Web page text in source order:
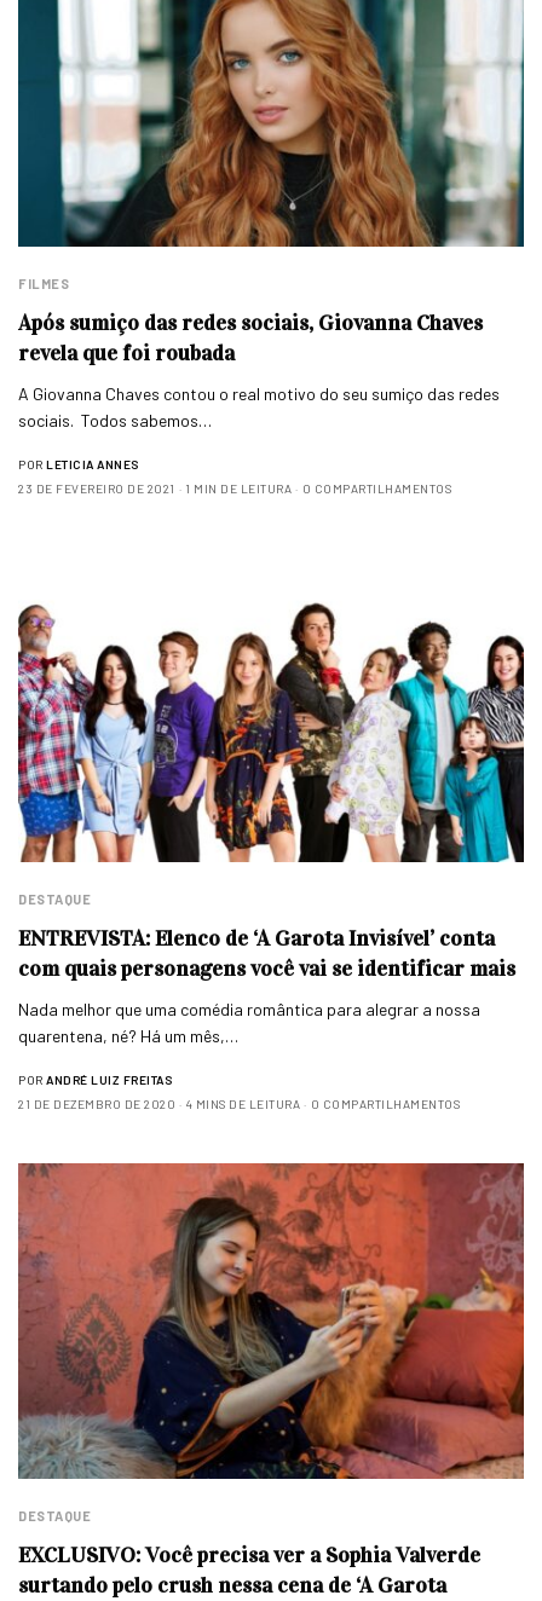
FILMES
Após sumiço das redes sociais, Giovanna Chaves
revela que foi roubada
A Giovanna Chaves contou o real motivo do seu sumiço das redes
sociais. Todos sabemos…
POR LETICIA ANNES
23 DE FEVEREIRO DE 2021
1 MIN DE LEITURA 0 COMPARTILHAMENTOS
DESTAQUE
ENTREVISTA: Elenco de ‘A Garota Invisível’ conta
com quais personagens você vai se identificar mais
Nada melhor que uma comédia romântica para alegrar a nossa
quarentena, né? Há um mês,…
POR ANDRÉ LUIZ FREITAS
21 DE DEZEMBRO DE 2020
4 MINS DE LEITURA 0 COMPARTILHAMENTOS
DESTAQUE
EXCLUSIVO: Você precisa ver a Sophia Valverde
surtando pelo crush nessa cena de ‘A Garota